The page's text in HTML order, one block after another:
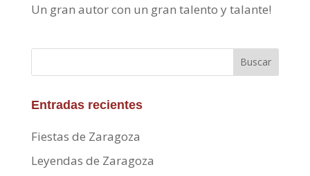
Un gran autor con un gran talento y talante!
Buscar
Entradas recientes
Fiestas de Zaragoza
Leyendas de Zaragoza